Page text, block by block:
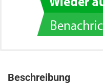
Beschreibung